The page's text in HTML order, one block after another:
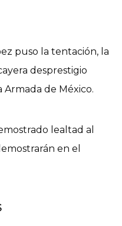
puso la tentación, la
desprestigio
de México.
lealtad al
en el